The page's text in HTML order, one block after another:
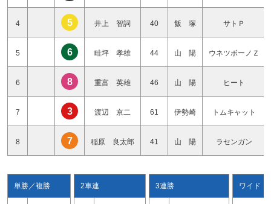
4 5 井上 智詞 40 飯 塚 サトＰ
5 6 畦坪 孝雄 44 山 陽 ウネツボーノＺ
6 8 重富 英雄 46 山 陽 ヒート
7 3 渡辺 京二 61 伊勢崎 トムキャット
8 7 稲原 良太郎 41 山 陽 ラセンガン
単勝／複勝 2車連 3連勝 ワイド